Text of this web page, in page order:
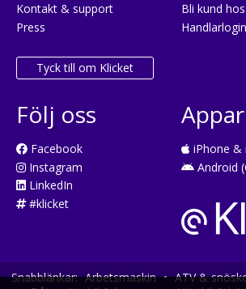
Kontakt & support
Press
Tyck till om Klicket
Bli kund
Handlarlogin
Följ oss
Facebook
Instagram
LinkedIn
#klicket
Appar
iPhone &
Android
Snabblänkar: Arbetsmaskin • ATV &